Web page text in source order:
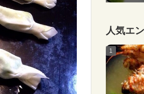
人気エ